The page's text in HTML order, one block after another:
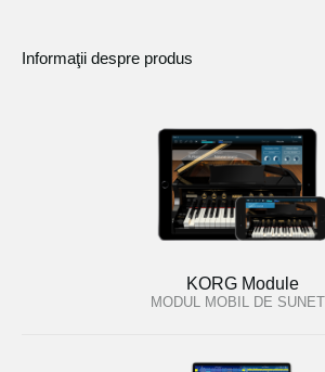
Informaţii despre produs
KORG Module
MODUL MOBIL DE